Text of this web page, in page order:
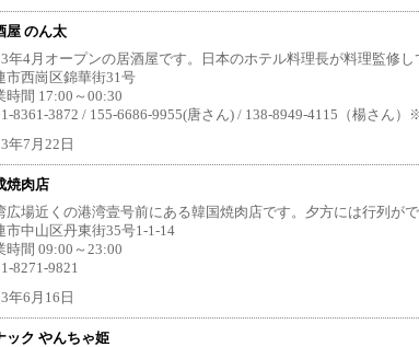
屋 のん太
年4月オープンの居酒屋です。日本のホテル料理長が料理監修し
市西崗区錦華街31号
時間 17:00～00:30
8361-3872 / 155-6686-9955(唐さん) / 138-8949-4115（楊さん
年7月22日
焼肉店
広場近くの港湾壹号前にある韓国焼肉店です。夕方には行列が
市中山区丹東街35号1-1-14
時間 09:00～23:00
8271-9821
年6月16日
ック やんちゃ姫